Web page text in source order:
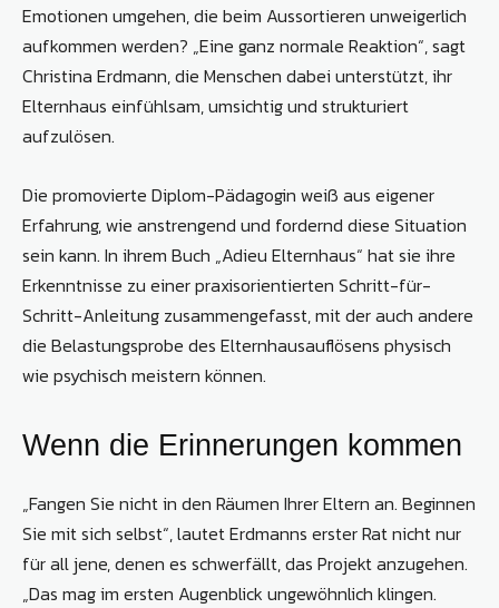
Emotionen umgehen, die beim Aussortieren unweigerlich
aufkommen werden? „Eine ganz normale Reaktion“, sagt
Christina Erdmann, die Menschen dabei unterstützt, ihr
Elternhaus einfühlsam, umsichtig und strukturiert
aufzulösen.
Die promovierte Diplom-Pädagogin weiß aus eigener
Erfahrung, wie anstrengend und fordernd diese Situation
sein kann. In ihrem Buch „Adieu Elternhaus“ hat sie ihre
Erkenntnisse zu einer praxisorientierten Schritt-für-
Schritt-Anleitung zusammengefasst, mit der auch andere
die Belastungsprobe des Elternhausauflösens physisch
wie psychisch meistern können.
Wenn die Erinnerungen kommen
„Fangen Sie nicht in den Räumen Ihrer Eltern an. Beginnen
Sie mit sich selbst“, lautet Erdmanns erster Rat nicht nur
für all jene, denen es schwerfällt, das Projekt anzugehen.
„Das mag im ersten Augenblick ungewöhnlich klingen.